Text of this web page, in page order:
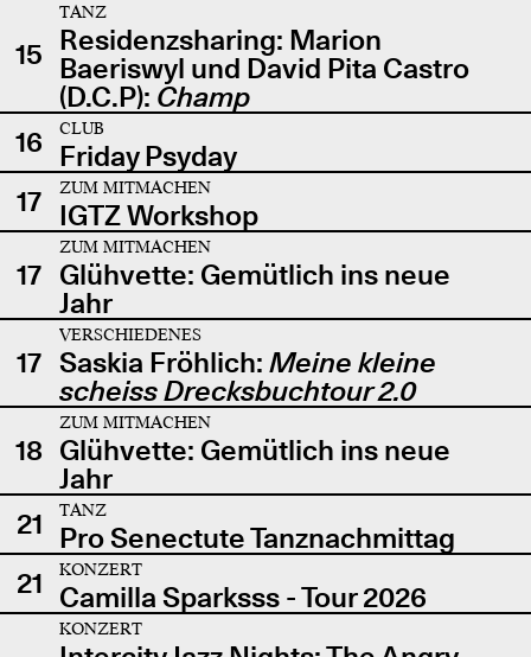
15
TANZ
Residenzsharing: Marion
Baeriswyl und David Pita Castro
(D.C.P): Champ
16
CLUB
Friday Psyday
17
ZUM MITMACHEN
IGTZ Workshop
17
ZUM MITMACHEN
Glühvette: Gemütlich ins neue
Jahr
17
VERSCHIEDENES
Saskia Fröhlich: Meine kleine
scheiss Drecksbuchtour 2.0
18
ZUM MITMACHEN
Glühvette: Gemütlich ins neue
Jahr
21
TANZ
Pro Senectute Tanznachmittag
21
KONZERT
Camilla Sparksss - Tour 2026
KONZERT